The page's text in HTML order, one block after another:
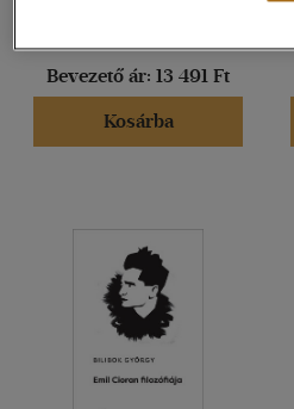
(10)
(6)
Bevezető ár: 13 491 Ft
Kosárba